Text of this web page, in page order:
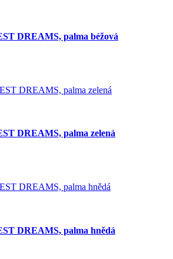
DREAMS, palma béžová
DREAMS, palma zelená
DREAMS, palma hnědá